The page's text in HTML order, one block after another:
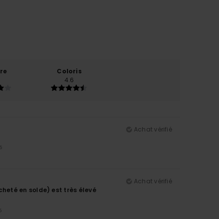
Coloris
4.6
Achat vérifié
Achat vérifié
en solde) est très élevé